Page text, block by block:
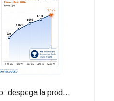
despega la prod...